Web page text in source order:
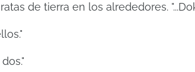
de tierra en los alrededores.